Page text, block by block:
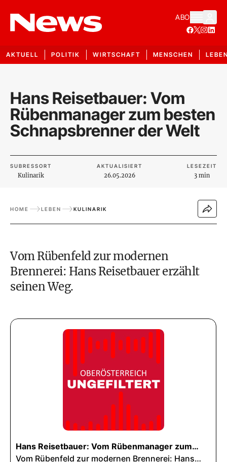
ABO
AKTUELL POLITIK WIRTSCHAFT MENSCHEN
Hans Reisetbauer: Vom
Rübenmanager zum besten
Schnapsbrenner der Welt
SUBRESSORT
Kulinarik
AKTUALISIERT
26.05.2026
LESEZEIT
3 min
HOME LEBEN KULINARIK
Vom Rübenfeld zur modernen
Brennerei: Hans Reisetbauer erzählt
seinen Weg.